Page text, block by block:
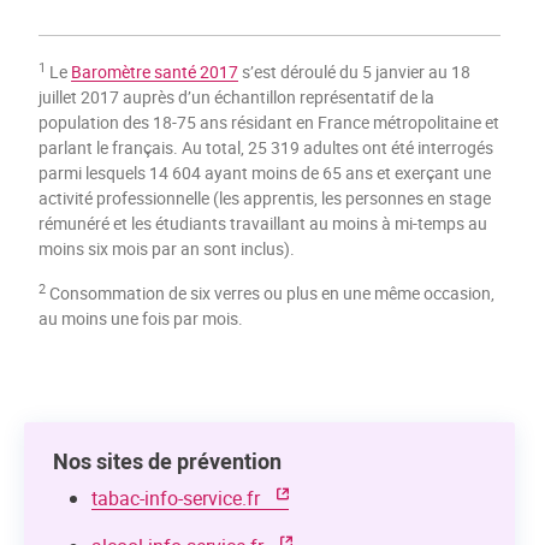
1 Le Baromètre santé 2017s’est déroulé du 5 janvier au 18
juillet 2017 auprès d’un échantillon représentatif de la
population des 18-75 ans résidant en France métropolitaine et
parlant le français. Au total, 25 319 adultes ont été interrogés
parmi lesquels 14 604 ayant moins de 65 ans et exerçant une
activité professionnelle (les apprentis, les personnes en stage
rémunéré et les étudiants travaillant au moins à mi-temps au
moins six mois par an sont inclus).
2 Consommation de six verres ou plus en une même occasion,
au moins une fois par mois.
Nos sites de prévention
tabac-info-service.fr